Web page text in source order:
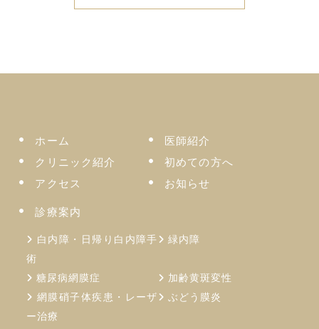
ホーム
医師紹介
クリニック紹介
初めての方へ
アクセス
お知らせ
診療案内
白内障・日帰り白内障手
術
緑内障
糖尿病網膜症
加齢⻩斑変性
網膜硝子体疾患・レーザ
ー治療
ぶどう膜炎